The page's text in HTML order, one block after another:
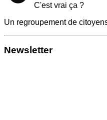
C'est vrai ça ?
Un regroupement de
Newsletter